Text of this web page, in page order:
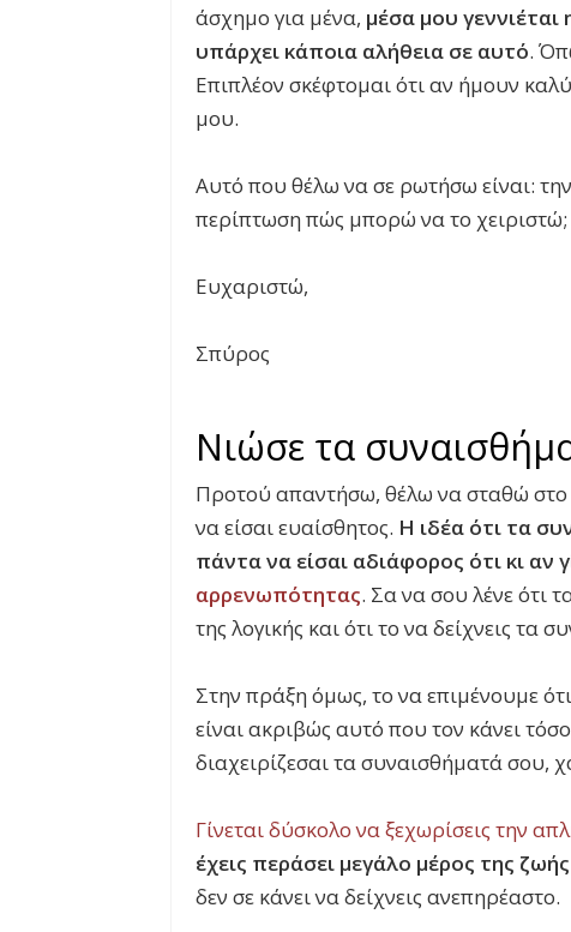
άσχημο για μένα, μέσα μου γεννιέται
υπάρχει κάποια αλήθεια σε αυτό.
Επιπλέον σκέφτομαι ότι αν ήμουν
μου.
Αυτό που θέλω να σε ρωτήσω είναι:
περίπτωση πώς μπορώ να το χειριστώ;
Ευχαριστώ,
Σπύρος
Νιώσε τα
Προτού απαντήσω, θέλω να σταθώ στο
να είσαι ευαίσθητος. Η ιδέα ότι τα
πάντα να είσαι αδιάφορος ότι κι αν
αρρενωπότητας. Σα να σου λένε ότι
της λογικής και ότι το να δείχνεις τα
Στην πράξη όμως, το να επιμένουμε
είναι ακριβώς αυτό που τον κάνει
διαχειρίζεσαι τα συναισθήματά σου,
Γίνεται δύσκολο να ξεχωρίσεις την
έχεις περάσει μεγάλο μέρος της
δεν σε κάνει να δείχνεις ανεπηρέαστο.